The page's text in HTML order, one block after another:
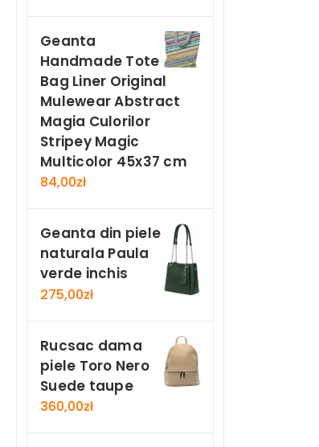
Geanta
Handmade Tote
Bag Liner Original
Mulewear Abstract
Magia Culorilor
Stripey Magic
Multicolor 45x37 cm
84,00zł
Geanta din piele
naturala Paula
verde inchis
275,00zł
Rucsac dama
piele Toro Nero
Suede taupe
360,00zł